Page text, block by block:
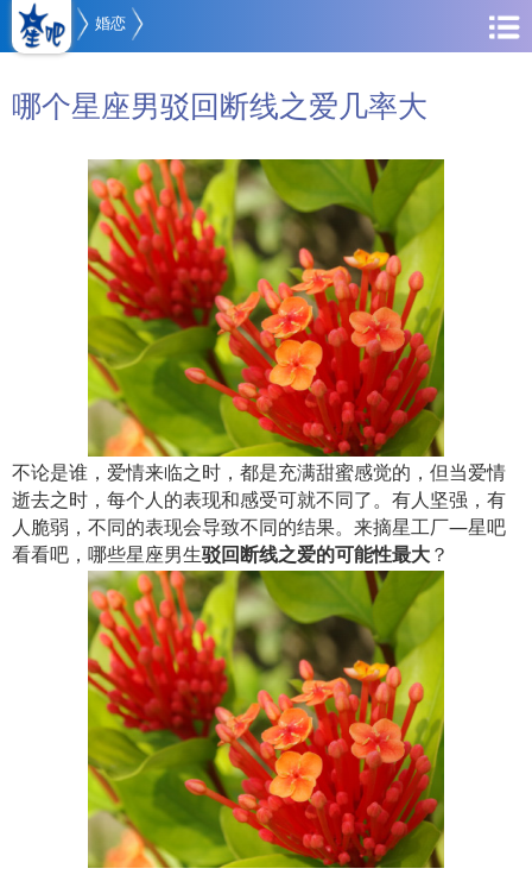
婚恋
哪个星座男驳回断线之爱几率大
不论是谁，爱情来临之时，都是充满甜蜜感觉的，但当爱情
逝去之时，每个人的表现和感受可就不同了。有人坚强，有
人脆弱，不同的表现会导致不同的结果。来摘星工厂—星吧
看看吧，哪些星座男生驳回断线之爱的可能性最大？